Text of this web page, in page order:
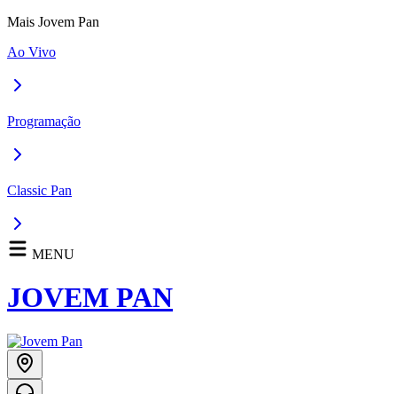
Mais Jovem Pan
Ao Vivo
Programação
Classic Pan
MENU
JOVEM PAN